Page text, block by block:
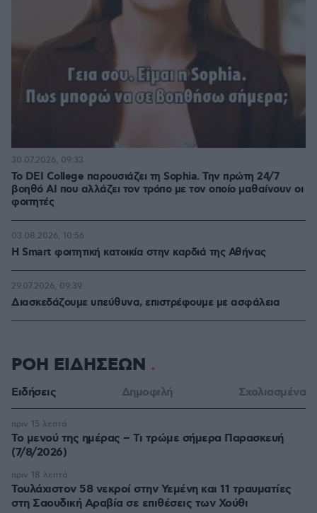
Το DEI College παρουσιάζει τη Sophia. Την πρώτη 24/7
βοηθό AI που αλλάζει τον τρόπο με τον οποίο μαθαίνουν οι
φοιτητές
30.07.2026, 09:33
Η Smart φοιτητική κατοικία στην καρδιά της Αθήνας
03.08.2026, 10:56
Διασκεδάζουμε υπεύθυνα, επιστρέφουμε με ασφάλεια
29.07.2026, 09:39
ΡΟΗ ΕΙΔΗΣΕΩΝ
Ειδήσεις Δημοφιλή Σχολιασμένα
Το μενού της ημέρας – Τι τρώμε σήμερα Παρασκευή
(7/8/2026)
πριν 15 λεπτά
Τουλάχιστον 58 νεκροί στην Υεμένη και 11 τραυματίες
στη Σαουδική Αραβία σε επιθέσεις των Χούθι
πριν 18 λεπτά